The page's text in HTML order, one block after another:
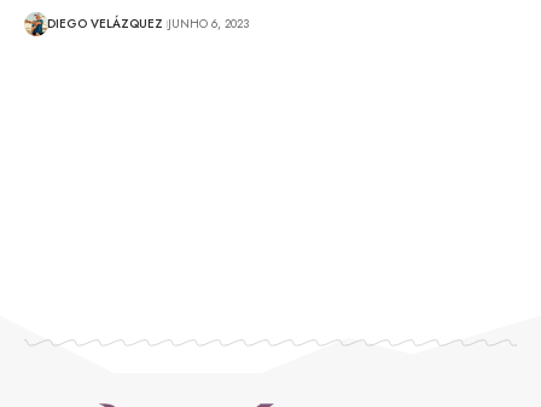
DIEGO VELÁZQUEZ JUNHO 6, 2023